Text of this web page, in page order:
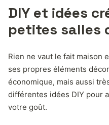
DIY et idées
petites salles
Rien ne vaut le fait maison
ses propres éléments
économique, mais aussi
différentes idées DIY pour
votre goût.